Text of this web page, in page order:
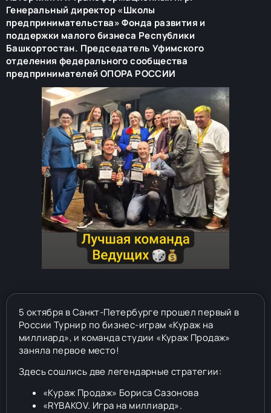
Генеральный директор «Школы
предпринимательства» Фонда развития и
поддержки малого бизнеса Республики
Башкортостан. Председатель Уфимского
отделения федерального сообщества
предпринимателей ОПОРА РОССИИ
5 октября в Санкт-Петербурге прошел первый в
России Турнир по бизнес-играм «Кураж на
миллиард», и команда студии «Кураж Продаж»
заняла первое место!
Здесь сошлись две легендарные стратегии:
«Кураж Продаж» Бориса Сазонова
«RYBAKOV. Игра на миллиард».